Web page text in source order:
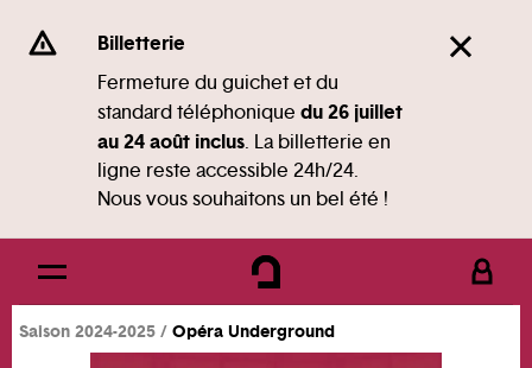
Se rendre au
Contenu principal
Pied de page
Billetterie
Fermeture du guichet et du
standard téléphonique du 26 juillet
au 24 août inclus. La billetterie en
ligne reste accessible 24h/24.
Nous vous souhaitons un bel été !
Saison 2024-2025 Opéra Underground